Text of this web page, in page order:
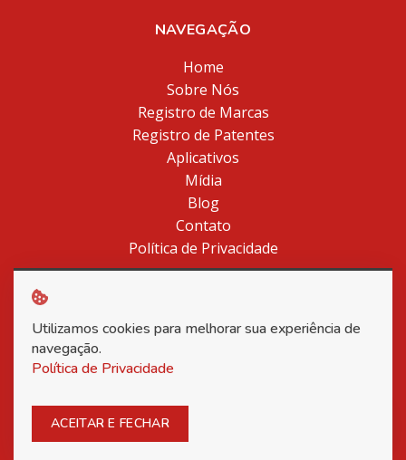
NAVEGAÇÃO
Home
Sobre Nós
Registro de Marcas
Registro de Patentes
Aplicativos
Mídia
Blog
Contato
Política de Privacidade
Copyright © 2026 Associação Nacional dos Inventores -
Todos os direitos reservados.
Utilizamos cookies para melhorar sua experiência de
navegação.
Política de Privacidade
ACEITAR E FECHAR